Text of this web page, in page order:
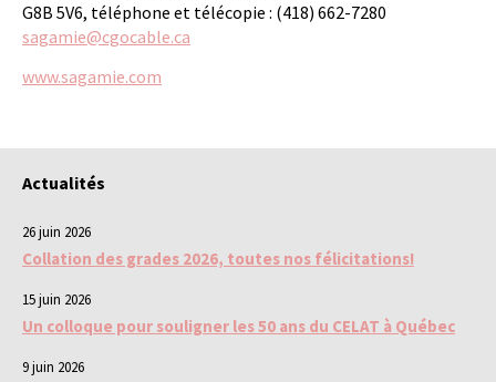
G8B 5V6, téléphone et télécopie : (418) 662-7280
sagamie@cgocable.ca
www.sagamie.com
Actualités
26 juin 2026
Collation des grades 2026, toutes nos félicitations!
15 juin 2026
Un colloque pour souligner les 50 ans du CELAT à Québec
9 juin 2026